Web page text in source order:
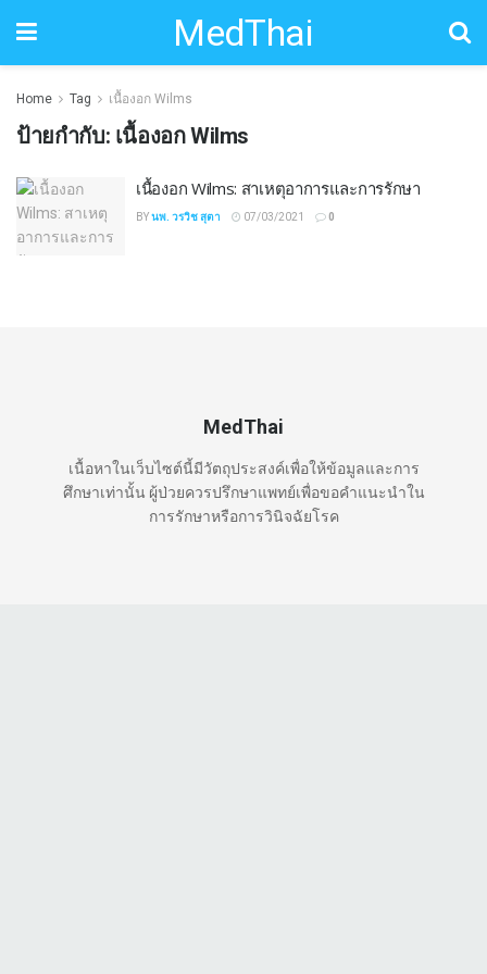
MedThai
Home Tag เนื้องอก Wilms
ป้ายกำกับ: เนื้องอก Wilms
เนื้องอก Wilms: สาเหตุอาการและการรักษา
BYนพ. วรวิช สุตา 07/03/2021 0
MedThai
เนื้อหาในเว็บไซต์นี้มีวัตถุประสงค์เพื่อให้ข้อมูลและการ
ศึกษาเท่านั้น ผู้ป่วยควรปรึกษาแพทย์เพื่อขอคำแนะนำใน
การรักษาหรือการวินิจฉัยโรค